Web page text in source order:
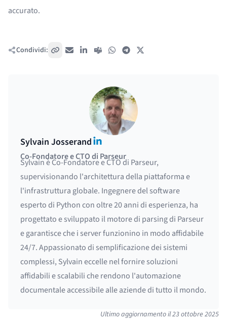
accurato.
Condividi: Copia link
Email LinkedIn
Teams WhatsAppTelegram
Sylvain JosserandLinkedIn
Co-Fondatore e CTO di Parseur
Sylvain è Co-Fondatore e CTO di Parseur,
supervisionando l'architettura della piattaforma e
l'infrastruttura globale. Ingegnere del software
esperto di Python con oltre 20 anni di esperienza, ha
progettato e sviluppato il motore di parsing di Parseur
e garantisce che i server funzionino in modo affidabile
24/7. Appassionato di semplificazione dei sistemi
complessi, Sylvain eccelle nel fornire soluzioni
affidabili e scalabili che rendono l'automazione
documentale accessibile alle aziende di tutto il mondo.
Ultimo aggiornamento il23 ottobre 2025